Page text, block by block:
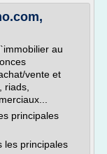
au
vente et
riads,
principales
les principales